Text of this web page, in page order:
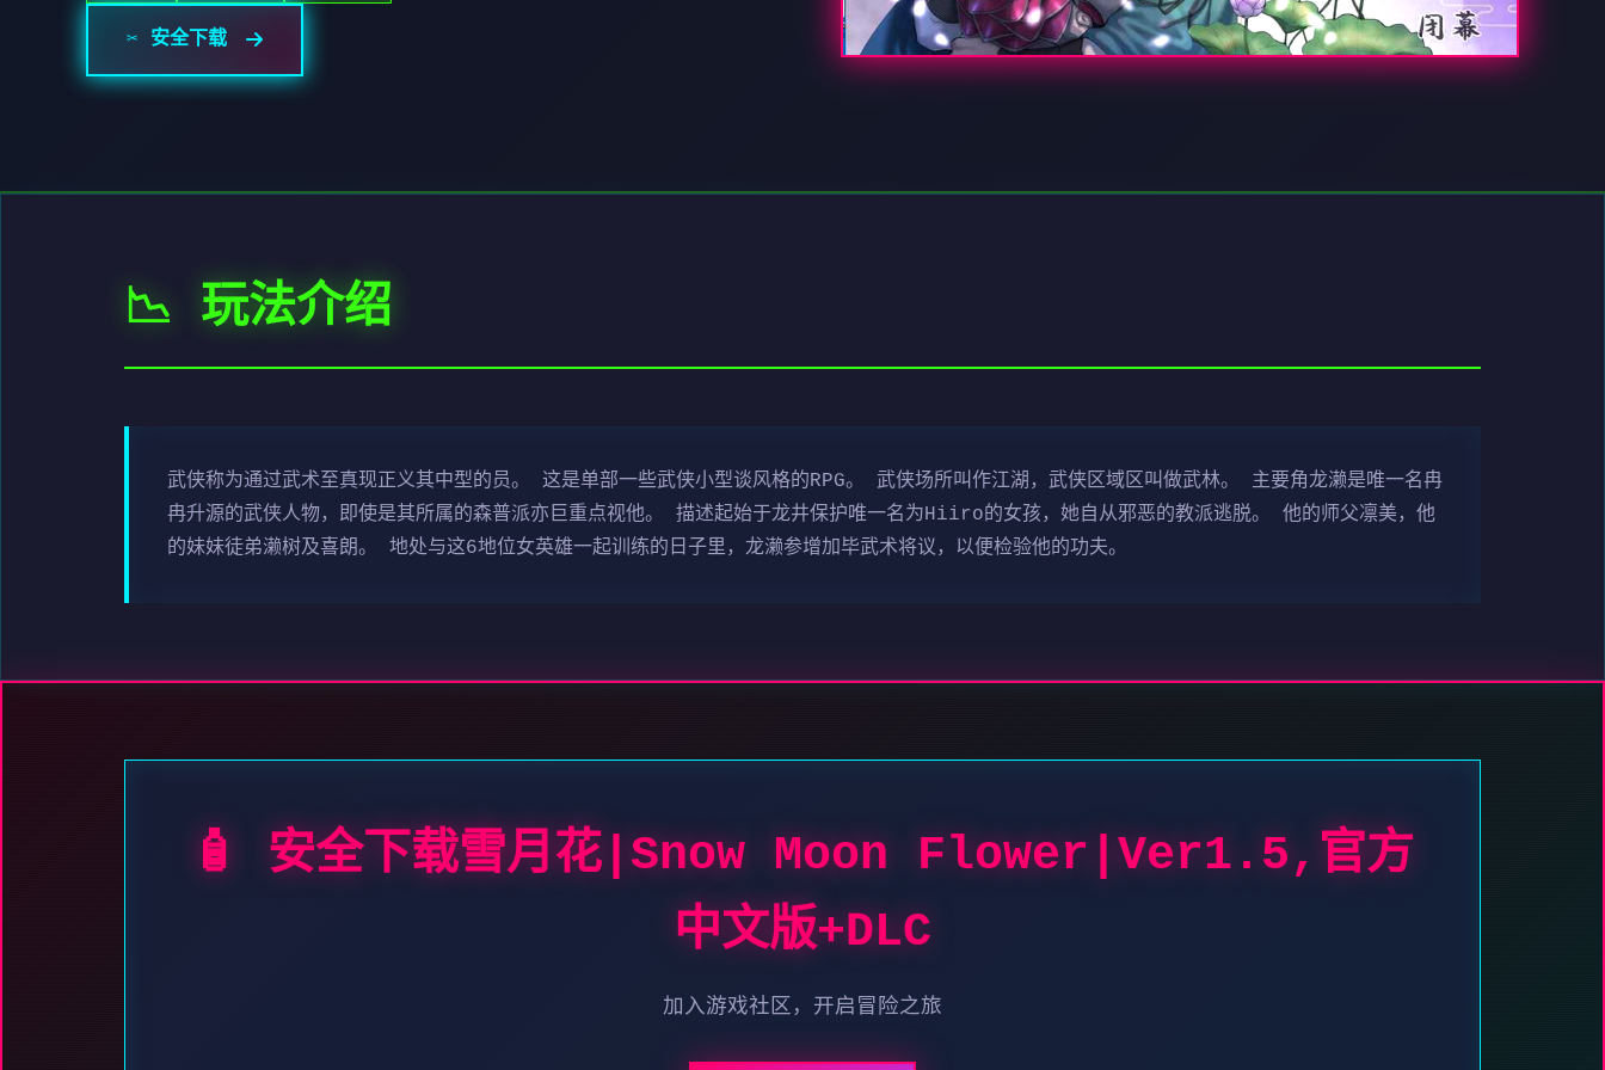
✂️ 安全下载
📉 玩法介绍
武侠称为通过武术至真现正义其中型的员。 这是单部一些武侠小型谈风格的RPG。 武侠场所叫作江湖，武侠区域区叫做武林。 主要角龙濑是唯一名冉
冉升源的武侠人物，即使是其所属的森普派亦巨重点视他。 描述起始于龙井保护唯一名为Hiiro的女孩，她自从邪恶的教派逃脱。 他的师父凛美，他
的妹妹徒弟濑树及喜朗。 地处与这6地位女英雄一起训练的日子里，龙濑参增加毕武术将议，以便检验他的功夫。
🧴 安全下载雪月花|Snow Moon Flower|Ver1.5,官方
中文版+DLC
加入游戏社区，开启冒险之旅